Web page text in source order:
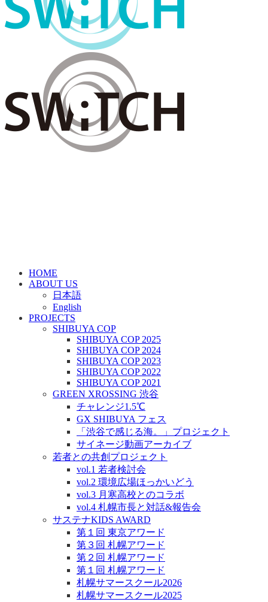
HOME
ABOUT US
日本語
English
PROJECTS
SHIBUYA COP
SHIBUYA COP 2025
SHIBUYA COP 2024
SHIBUYA COP 2023
SHIBUYA COP 2022
SHIBUYA COP 2021
GREEN XROSSING 渋谷
チャレンジ1.5℃
GX SHIBUYA フェス
「渋谷で感じる海。」プロジェクト
サイネージ動画アーカイブ
若者との共創プロジェクト
vol.1 若者検討会
vol.2 環境広場ほっかいどう
vol.3 月寒高校とのコラボ
vol.4 札幌市長と対話&報告会
サステナKIDS AWARD
第１回 東京アワード
第３回 札幌アワード
第２回 札幌アワード
第１回 札幌アワード
札幌サマースクール2026
札幌サマースクール2025